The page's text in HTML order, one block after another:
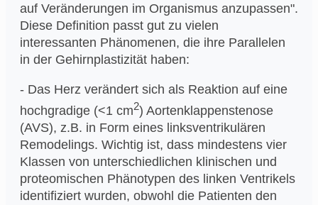
auf Veränderungen im Organismus anzupassen".
Diese Definition passt gut zu vielen
interessanten Phänomenen, die ihre Parallelen
in der Gehirnplastizität haben:
- Das Herz verändert sich als Reaktion auf eine
hochgradige (<1 cm2) Aortenklappenstenose
(AVS), z.B. in Form eines linksventrikulären
Remodelings. Wichtig ist, dass mindestens vier
Klassen von unterschiedlichen klinischen und
proteomischen Phänotypen des linken Ventrikels
identifiziert wurden, obwohl die Patienten den